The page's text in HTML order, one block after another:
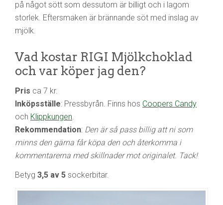
på något sött som dessutom är billigt och i lagom
storlek. Eftersmaken är brännande söt med inslag av
mjölk.
Vad kostar RIGI Mjölkchoklad
och var köper jag den?
Pris ca 7 kr.
Inköpsställe: Pressbyrån. Finns hos Coopers Candy
och Klippkungen
Rekommendation: Den är så pass billig att ni som
minns den gärna får köpa den och återkomma i
kommentarerna med skillnader mot originalet. Tack!
Betyg 3,5 av 5 sockerbitar.